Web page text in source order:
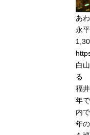
あ
永
白
る
福
年
内
年